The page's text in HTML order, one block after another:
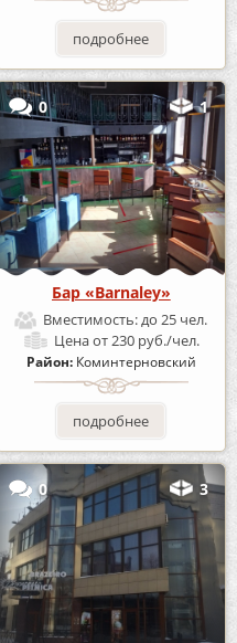
подробнее
0 1
Бар «Barnaley»
Вместимость:до 25 чел.
Ценаот 230 руб./чел.
Район: Коминтерновский
подробнее
0 3